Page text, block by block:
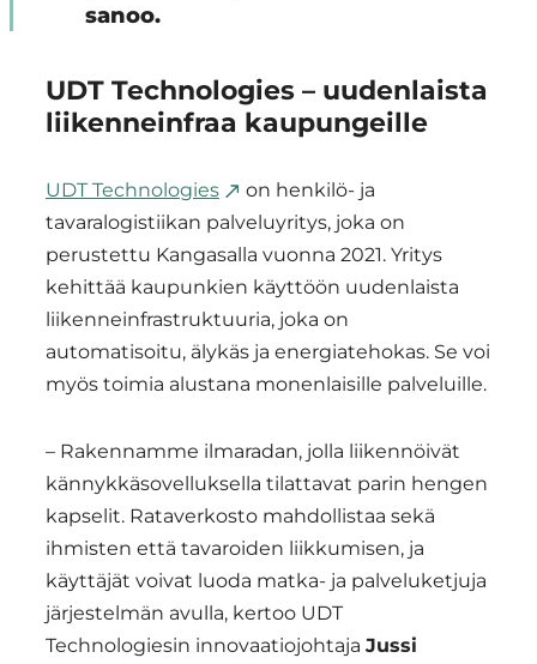
sanoo.
UDT Technologies – uudenlaista
liikenneinfraa kaupungeille
UDT Technologies
on henkilö- ja
tavaralogistiikan palveluyritys, joka on
perustettu Kangasalla vuonna 2021. Yritys
kehittää kaupunkien käyttöön uudenlaista
liikenneinfrastruktuuria, joka on
automatisoitu, älykäs ja energiatehokas. Se voi
myös toimia alustana monenlaisille palveluille.
– Rakennamme ilmaradan, jolla liikennöivät
kännykkäsovelluksella tilattavat parin hengen
kapselit. Rataverkosto mahdollistaa sekä
ihmisten että tavaroiden liikkumisen, ja
käyttäjät voivat luoda matka- ja palveluketjuja
järjestelmän avulla, kertoo UDT
Technologiesin innovaatiojohtaja Jussi